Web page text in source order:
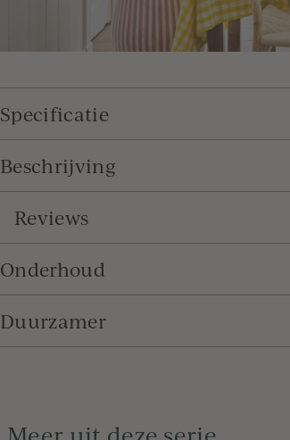
Specificatie
Beschrijving
Reviews
Onderhoud
Duurzamer